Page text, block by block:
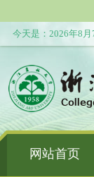
今天是： 2026年8
网站首页